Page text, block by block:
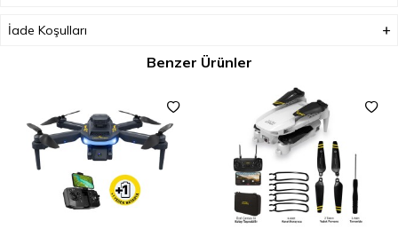
İade Koşulları
Benzer Ürünler